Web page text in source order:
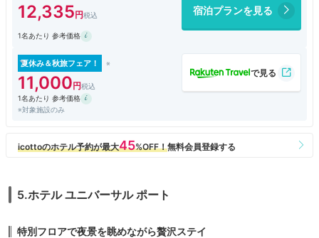
窓から見えたのは他のホテル(笑)正直追加料金払うまでもなかったなぁと
いう景色でした。
ージャスでしたがフロントがイマイチ効率悪く感じました。場所もだしチ
ェックイン客の回転も遅い。
部屋で小さなトラブルもあったので快適とまでは感じませんでしたが、総
じて悪くはなかったです。
12,335 宿泊プランを見る
1名あたり 参考価格
夏休み＆秋旅フェア！
11,000
1名あたり 参考価格
※対象施設のみ
5.ホテル ユニバーサル ポート
特別フロアで夜景を眺めながら贅沢ステイ